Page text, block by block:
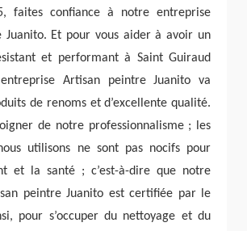
faites confiance à notre entreprise
Juanito. Et pour vous aider à avoir un
et performant à Saint Guiraud
Artisan peintre Juanito va
de renoms et d’excellente qualité.
de notre professionnalisme ; les
utilisons ne sont pas nocifs pour
et la santé ; c’est-à-dire que notre
peintre Juanito est certifiée par le
pour s’occuper du nettoyage et du